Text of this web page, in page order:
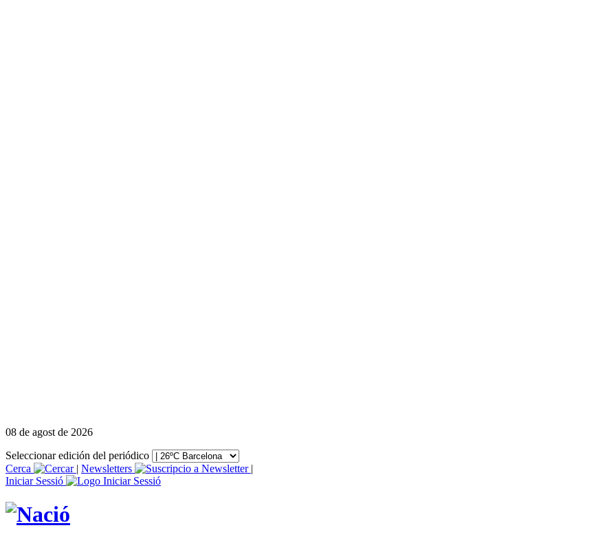
08 de agost de 2026
Seleccionar edición del periódico
Cerca
| Newsletters
|
Iniciar Sessió